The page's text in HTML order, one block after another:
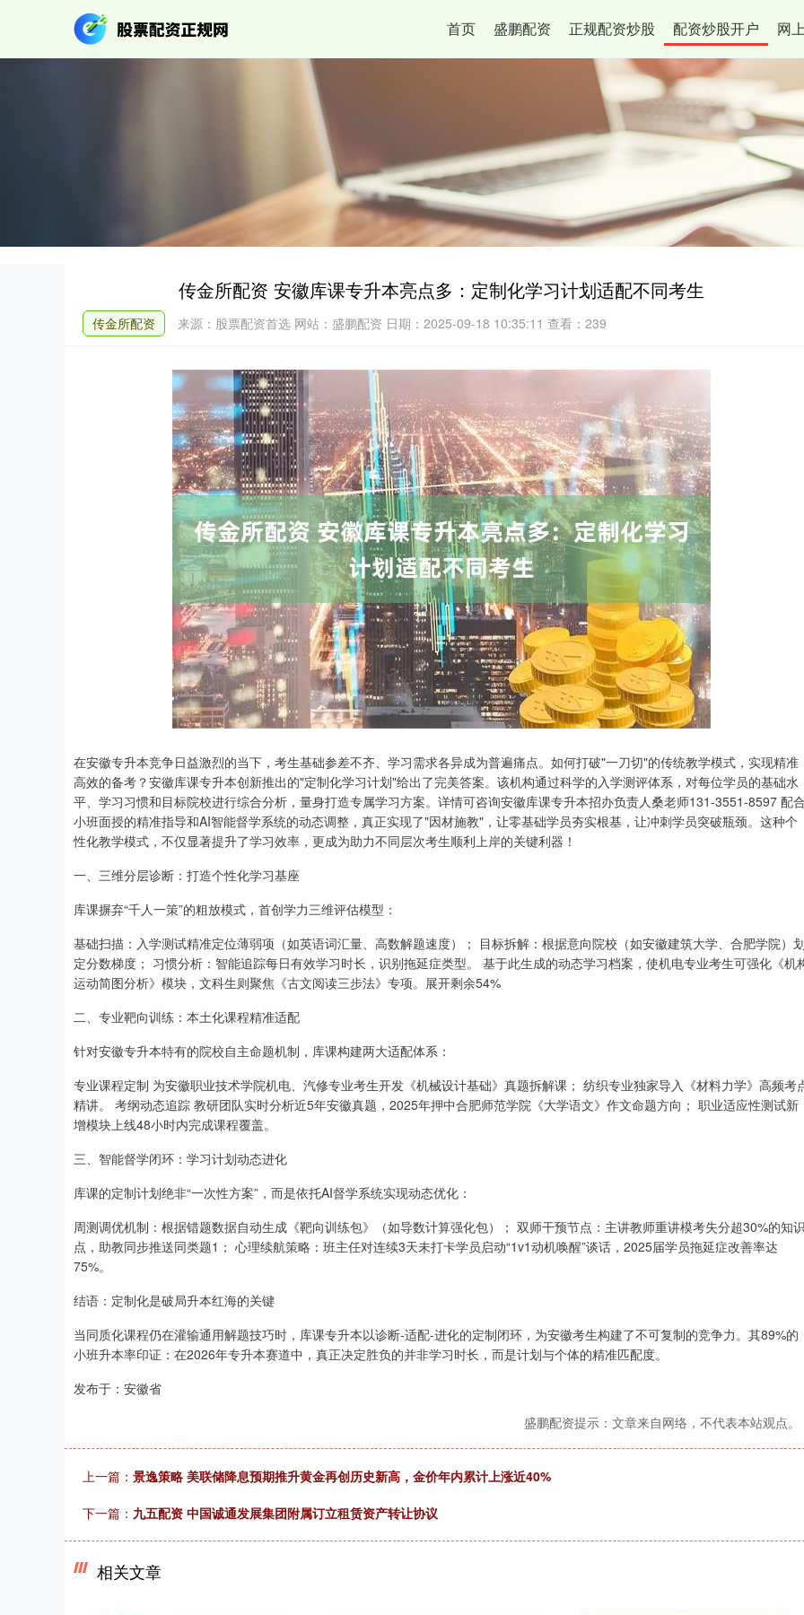
首页 盛鹏配资 正规配资炒股 配资炒股开户 网
传金所配资 安徽库课专升本亮点多：定制化学习计划适配不同考生
传金所配资 来源：股票配资首选 网站：盛鹏配资 日期：2025-09-18 10:35:11 查看：239
在安徽专升本竞争日益激烈的当下，考生基础参差不齐、学习需求各异成为普遍痛点。如何打破"一刀切"的传统教学模式，实现精准
高效的备考？安徽库课专升本创新推出的"定制化学习计划"给出了完美答案。该机构通过科学的入学测评体系，对每位学员的基础水
平、学习习惯和目标院校进行综合分析，量身打造专属学习方案。详情可咨询安徽库课专升本招办负责人桑老师131-3551-8597 配
小班面授的精准指导和AI智能督学系统的动态调整，真正实现了"因材施教"，让零基础学员夯实根基，让冲刺学员突破瓶颈。这种个
性化教学模式，不仅显著提升了学习效率，更成为助力不同层次考生顺利上岸的关键利器！
一、三维分层诊断：打造个性化学习基座
库课摒弃“千人一策”的粗放模式，首创学力三维评估模型：
基础扫描：入学测试精准定位薄弱项（如英语词汇量、高数解题速度）； 目标拆解：根据意向院校（如安徽建筑大学、合肥学院）
定分数梯度； 习惯分析：智能追踪每日有效学习时长，识别拖延症类型。 基于此生成的动态学习档案，使机电专业考生可强化《机
运动简图分析》模块，文科生则聚焦《古文阅读三步法》专项。展开剩余54%
二、专业靶向训练：本土化课程精准适配
针对安徽专升本特有的院校自主命题机制，库课构建两大适配体系：
专业课程定制 为安徽职业技术学院机电、汽修专业考生开发《机械设计基础》真题拆解课； 纺织专业独家导入《材料力学》高频考
精讲。 考纲动态追踪 教研团队实时分析近5年安徽真题，2025年押中合肥师范学院《大学语文》作文命题方向； 职业适应性测试新
增模块上线48小时内完成课程覆盖。
三、智能督学闭环：学习计划动态进化
库课的定制计划绝非“一次性方案”，而是依托AI督学系统实现动态优化：
周测调优机制：根据错题数据自动生成《靶向训练包》（如导数计算强化包）； 双师干预节点：主讲教师重讲模考失分超30%的知
点，助教同步推送同类题1； 心理续航策略：班主任对连续3天未打卡学员启动“1v1动机唤醒”谈话，2025届学员拖延症改善率达
75%。
结语：定制化是破局升本红海的关键
当同质化课程仍在灌输通用解题技巧时，库课专升本以诊断-适配-进化的定制闭环，为安徽考生构建了不可复制的竞争力。其89%的
小班升本率印证：在2026年专升本赛道中，真正决定胜负的并非学习时长，而是计划与个体的精准匹配度。
发布于：安徽省
盛鹏配资提示：文章来自网络，不代表本站观点。
上一篇： 景逸策略 美联储降息预期推升黄金再创历史新高，金价年内累计上涨近40%
下一篇： 九五配资 中国诚通发展集团附属订立租赁资产转让协议
相关文章